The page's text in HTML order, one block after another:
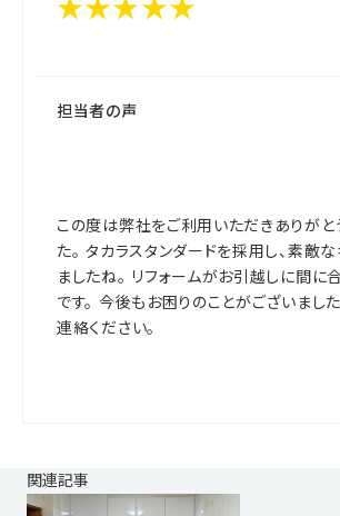
★★★★★
担当者の声
この度は弊社をご利用いただきありがと
た。 タカラスタンダードを採用し、素敵
ましたね。 リフォームがお引越しに間に
です。 今後もお困りのことがございまし
連絡ください。
関連記事